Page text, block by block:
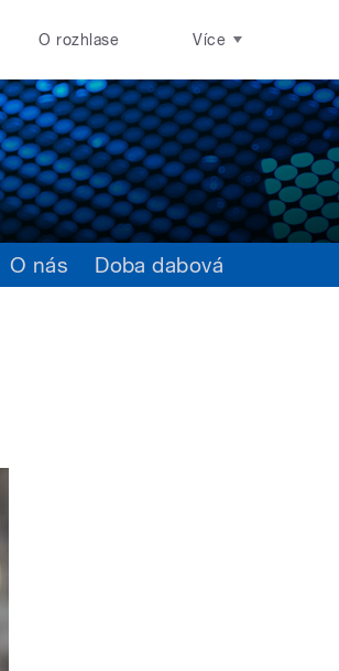
O rozhlase Více
O nás Doba dabová